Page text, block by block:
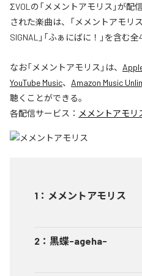
ΣVOLの「メメントアモリス」が
された楽曲は、「メメントアモリス
SIGNAL」「ふぁにばに！」を含む
なお「メメントアモリス 」は、
YouTube Music、 Amazon Music
聴くことができる。
各配信サービス： メメントアモリ
1 ： メメントアモリス
2 ： 黒蝶-ageha-